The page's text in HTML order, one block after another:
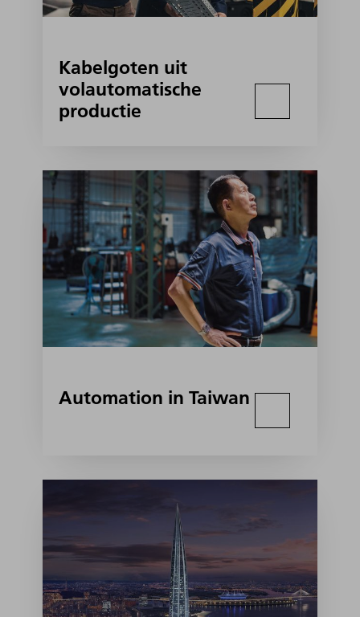
Kabelgoten uit
volautomatische
productie
Automation in Taiwan